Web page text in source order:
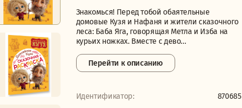
Знакомься! Перед тобой обаятельные
домовые Кузя и Нафаня и жители сказочного
леса: Баба Яга, говорящая Метла и Изба на
курьих ножках. Вместе с дево...
Перейти к описанию
Идентификатор:
870685